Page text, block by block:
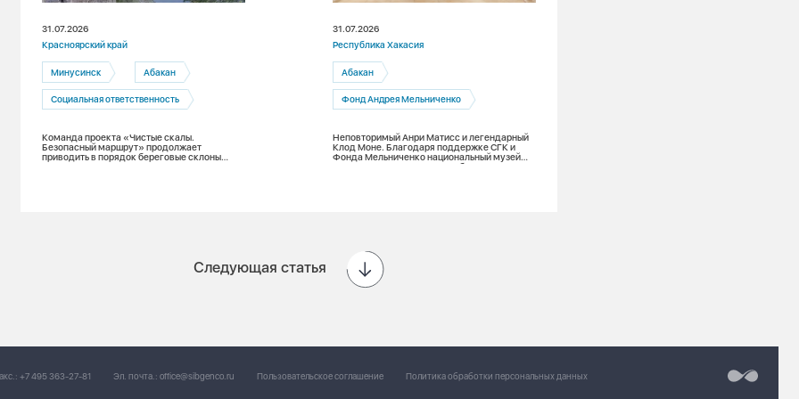
31.07.2026
Красноярский край
Минусинск Абакан
Социальная ответственность
Команда проекта «Чистые скалы.
Безопасный маршрут» продолжает
приводить в порядок береговые склоны
31.07.2026
Республика Хакасия
Абакан
Фонд Андрея Мельниченко
Неповторимый Анри Матисс и легендарный
Клод Моне. Благодаря поддержке СГК и
Фонда Мельниченко национальный музей
Хакасии может принять у себя экспозиции
Следующая статья
+7 495 363-27-81 Эл. почта.: office@sibgenco.ru Пользовательское соглашение Политика обработки персональных данных Разработка